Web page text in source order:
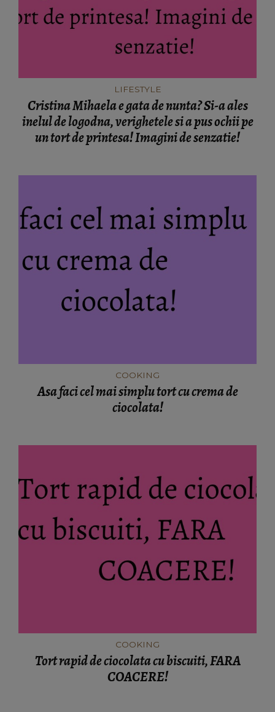
LIFESTYLE
Cristina Mihaela e gata de nunta? Si-a ales
inelul de logodna, verighetele si a pus ochii pe
un tort de printesa! Imagini de senzatie!
COOKING
Asa faci cel mai simplu tort cu crema de
ciocolata!
COOKING
Tort rapid de ciocolata cu biscuiti, FARA
COACERE!